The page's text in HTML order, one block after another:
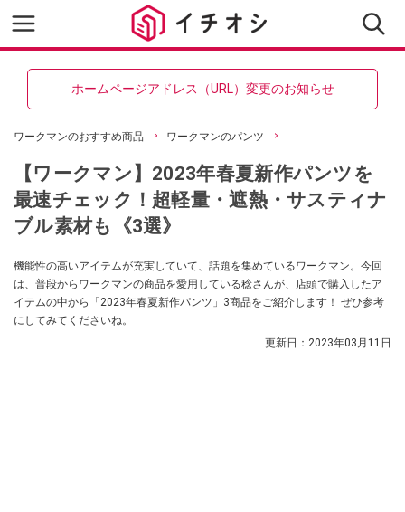
ホームページアドレス（URL）変更のお知らせ
ワークマンのおすすめ商品 ワークマンのパンツ
【ワークマン】2023年春夏新作パンツを
最速チェック！超軽量・遮熱・サスティナ
ブル素材も《3選》
機能性の高いアイテムが充実していて、話題を集めているワークマン。今回
は、普段からワークマンの商品を愛用している稔さんが、店頭で購入したア
イテムの中から「2023年春夏新作パンツ」3商品をご紹介します！ ぜひ参考
にしてみてくださいね。
更新日： 2023年03月11日